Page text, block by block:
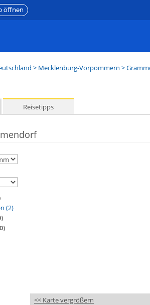
öffnen
> Mecklenburg-Vorpommern >
Reisetipps
(2)
<< Karte vergrößern